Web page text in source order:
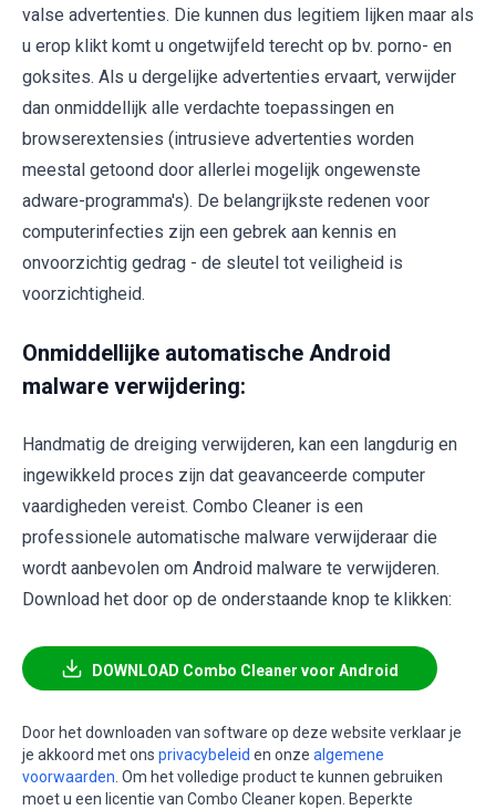
valse advertenties. Die kunnen dus legitiem lijken maar als
u erop klikt komt u ongetwijfeld terecht op bv. porno- en
goksites. Als u dergelijke advertenties ervaart, verwijder
dan onmiddellijk alle verdachte toepassingen en
browserextensies (intrusieve advertenties worden
meestal getoond door allerlei mogelijk ongewenste
adware-programma's). De belangrijkste redenen voor
computerinfecties zijn een gebrek aan kennis en
onvoorzichtig gedrag - de sleutel tot veiligheid is
voorzichtigheid.
Onmiddellijke automatische Android
malware verwijdering:
Handmatig de dreiging verwijderen, kan een langdurig en
ingewikkeld proces zijn dat geavanceerde computer
vaardigheden vereist. Combo Cleaner is een
professionele automatische malware verwijderaar die
wordt aanbevolen om Android malware te verwijderen.
Download het door op de onderstaande knop te klikken:
DOWNLOAD Combo Cleaner voor Android
Door het downloaden van software op deze website verklaar je
je akkoord met ons privacybeleid en onze algemene
voorwaarden . Om het volledige product te kunnen gebruiken
moet u een licentie van Combo Cleaner kopen. Beperkte